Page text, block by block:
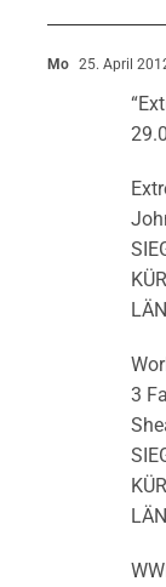
Mo 25. April
3